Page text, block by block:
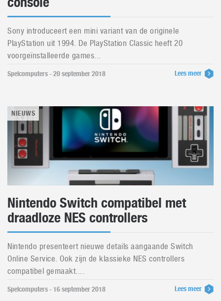
Sony introduceert een mini variant van de originele
PlayStation uit 1994. De PlayStation Classic heeft 20
voorgeïnstalleerde games...
Spelcomputers - 20 september 2018 Lees meer
NIEUWS
Nintendo Switch compatibel met
draadloze NES controllers
Nintendo presenteert nieuwe details aangaande Switch
Online Service. Ook zijn de klassieke NES controllers
compatibel gemaakt....
Spelcomputers - 16 september 2018 Lees meer